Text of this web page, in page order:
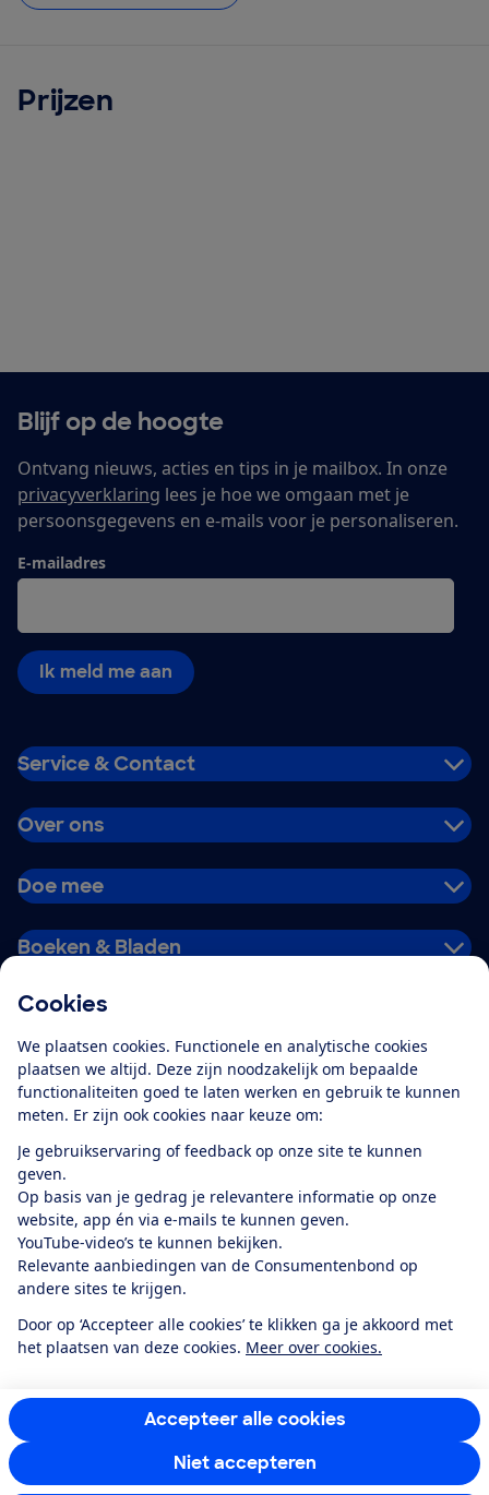
Cookies
We plaatsen cookies. Functionele en analytische cookies
plaatsen we altijd. Deze zijn noodzakelijk om bepaalde
functionaliteiten goed te laten werken en gebruik te kunnen
meten. Er zijn ook cookies naar keuze om:
Je gebruikservaring of feedback op onze site te kunnen
geven.
Op basis van je gedrag je relevantere informatie op onze
website, app én via e-mails te kunnen geven.
YouTube-video’s te kunnen bekijken.
Relevante aanbiedingen van de Consumentenbond op
andere sites te krijgen.
Door op ‘Accepteer alle cookies’ te klikken ga je akkoord met
het plaatsen van deze cookies. Meer over cookies.
Accepteer alle cookies
Niet accepteren
Prijzen
Blijf op de hoogte
Ontvang nieuws, acties en tips in je mailbox. In onze
privacyverklaring lees je hoe we omgaan met je
persoonsgegevens en e-mails voor je personaliseren.
E-mailadres
Ik meld me aan
Service & Contact
Over ons
Doe mee
Boeken & Bladen
Alles over de
app
Algemene Voorwaarden
Privacyverklaring
Cookiebeleid
Privacyvoorkeuren
Toegankelijkheid
RSS-feed nieuws
Facebook
TwitterInstagram
YoutubeLinkedIn
12.901consumentenbeoordelen de Consumentenbondmet gemiddeld